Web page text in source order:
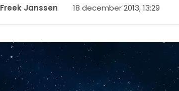
Freek Janssen 18 december 2013, 13:29